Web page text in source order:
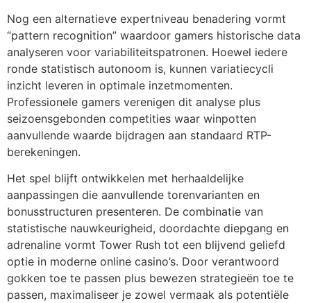
giriş
giriş
Nog een alternatieve expertniveau benadering vormt
“pattern recognition” waardoor gamers historische data
analyseren voor variabiliteitspatronen. Hoewel iedere
ronde statistisch autonoom is, kunnen variatiecycli
inzicht leveren in optimale inzetmomenten.
Professionele gamers verenigen dit analyse plus
seizoensgebonden competities waar winpotten
aanvullende waarde bijdragen aan standaard RTP-
berekeningen.
Het spel blijft ontwikkelen met herhaaldelijke
aanpassingen die aanvullende torenvarianten en
bonusstructuren presenteren. De combinatie van
statistische nauwkeurigheid, doordachte diepgang en
adrenaline vormt Tower Rush tot een blijvend geliefd
optie in moderne online casino’s. Door verantwoord
gokken toe te passen plus bewezen strategieën toe te
passen, maximaliseer je zowel vermaak als potentiële